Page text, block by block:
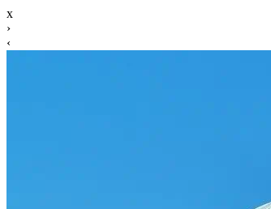
x
›
‹